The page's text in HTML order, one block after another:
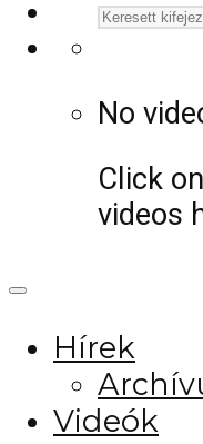
No
Click
videos
Hírek
Videók